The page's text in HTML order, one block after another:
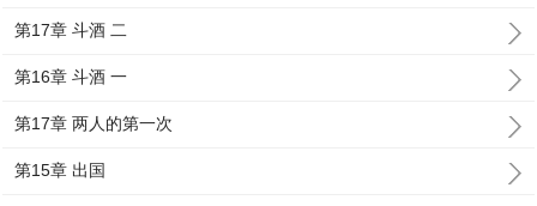
第17章 斗酒 二
第16章 斗酒 一
第17章 两人的第一次
第15章 出国